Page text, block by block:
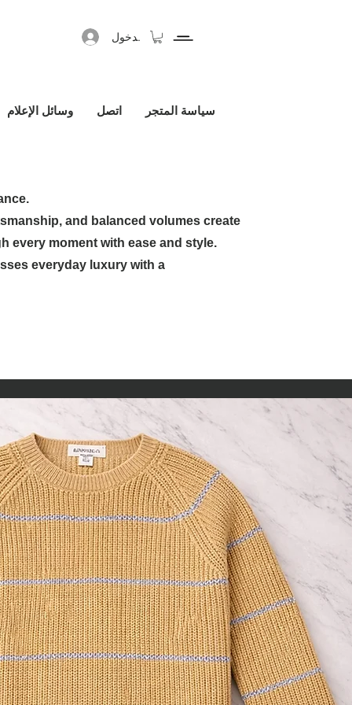
تسجيل الدخول
وسائل الإعلام اتصل سياسة المتجر
and balanced volumes create
every moment with ease and style.
everyday luxury with a